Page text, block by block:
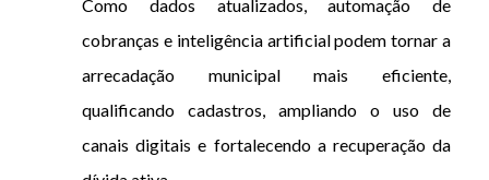
Como dados atualizados, automação de
cobranças e inteligência artificial podem tornar a
arrecadação municipal mais eficiente,
qualificando cadastros, ampliando o uso de
canais digitais e fortalecendo a recuperação da